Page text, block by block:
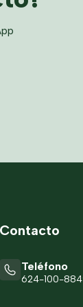
Contacto
Teléfono
624-100-